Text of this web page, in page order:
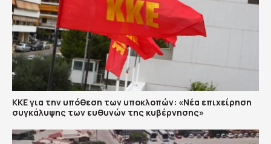
ΚΚΕ για την υπόθεση των υποκλοπών: «Νέα επιχείρηση
συγκάλυψης των ευθυνών της κυβέρνησης»